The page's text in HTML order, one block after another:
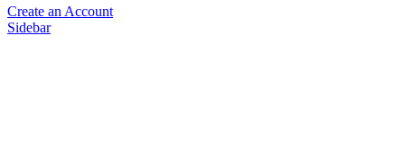
Create an Account
Sidebar